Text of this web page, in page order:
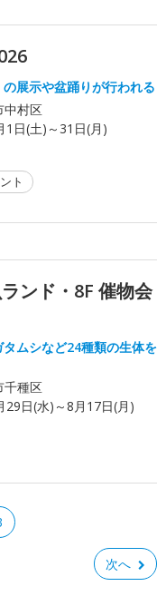
の展示や盆踊りが行われる
中村区
1日(土)～31日(月)
ト
ンド・8F 催物会
ムシなど24種類の生体を
千種区
29日(水)～8月17日(月)
次へ